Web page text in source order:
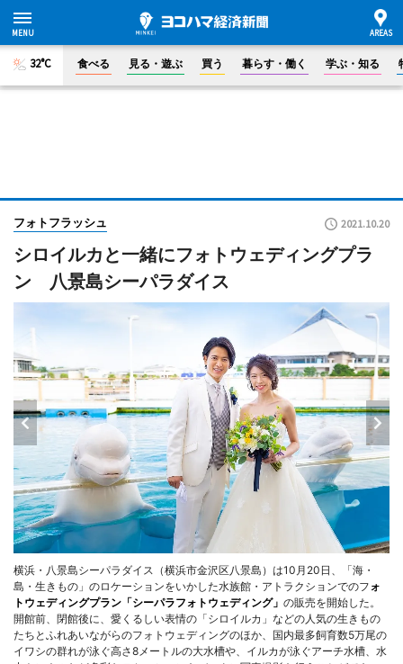
32°C 食べる 見る・遊ぶ 買う 暮らす・働く 学ぶ・知る
フォトフラッシュ 2021.10.20
シロイルカと一緒にフォトウェディングプラ
ン 八景島シーパラダイス
横浜・八景島シーパラダイス（横浜市金沢区八景島）は10月20日、「海・
島・生きもの」のロケーションをいかした水族館・アトラクションでのフ ォ
トウェディングプラン「シーパラフォトウェディング」 の販売を開始した。
開館前、閉館後に、愛くるしい表情の「シロイルカ」などの人気の生きもの
たちとふれあいながらのフォトウェディングのほか、国内最多飼育数5万尾の
イワシの群れが泳ぐ高さ8メートルの大水槽や、イルカが泳ぐアーチ水槽、水